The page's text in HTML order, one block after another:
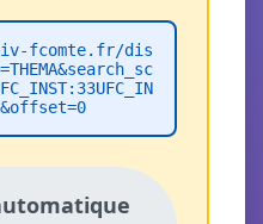
fcomte.fr/dis